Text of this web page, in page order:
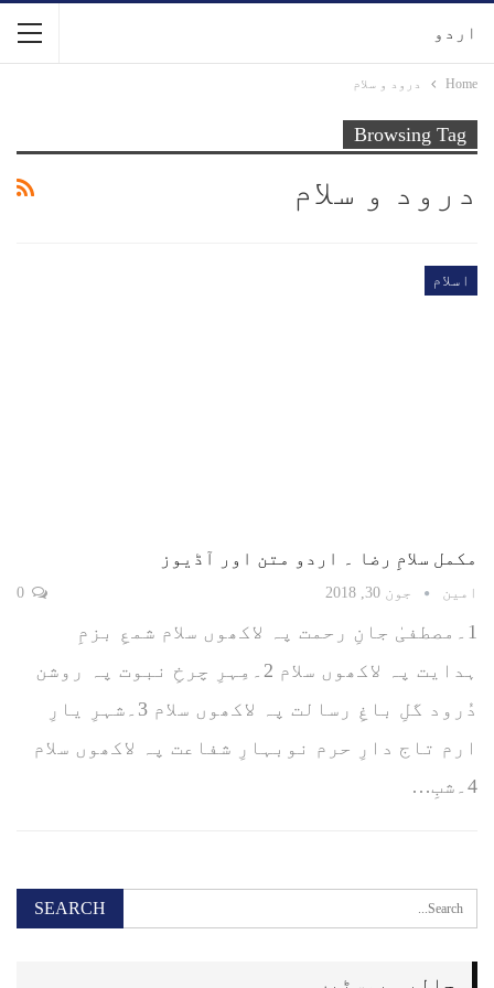
اردو
Home درود و سلام
Browsing Tag
درود و سلام
اسلام
مکمل سلامِ رضا ۔ اردو متن اور آڈیوز
امین جون 30, 2018
1۔مصطفیٰ جانِ رحمت پہ لاکھوں سلام شمعِ بزمِ
ہدایت پہ لاکھوں سلام 2۔مِہرِ چرخِ نبوت پہ روشن
دُرود گلِ باغِ رسالت پہ لاکھوں سلام 3۔شہرِ یارِ
ارم تاج دارِ حرم نوبہارِ شفاعت پہ لاکھوں سلام
4۔شبِ…